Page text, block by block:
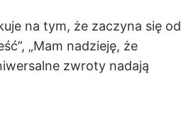
na tym, że zaczyna się od
„Mam nadzieję, że
zwroty nadają